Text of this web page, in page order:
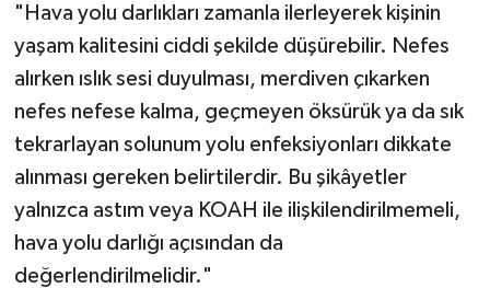
"Hava yolu darlıkları zamanla ilerleyerek kişinin
yaşam kalitesini ciddi şekilde düşürebilir. Nefes
alırken ıslık sesi duyulması, merdiven çıkarken
nefes nefese kalma, geçmeyen öksürük ya da sık
tekrarlayan solunum yolu enfeksiyonları dikkate
alınması gereken belirtilerdir. Bu şikâyetler
yalnızca astım veya KOAH ile ilişkilendirilmemeli,
hava yolu darlığı açısından da
değerlendirilmelidir."